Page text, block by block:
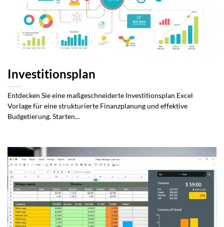
Investitionsplan
Entdecken Sie eine maßgeschneiderte Investitionsplan Excel
Vorlage für eine strukturierte Finanzplanung und effektive
Budgetierung. Starten...